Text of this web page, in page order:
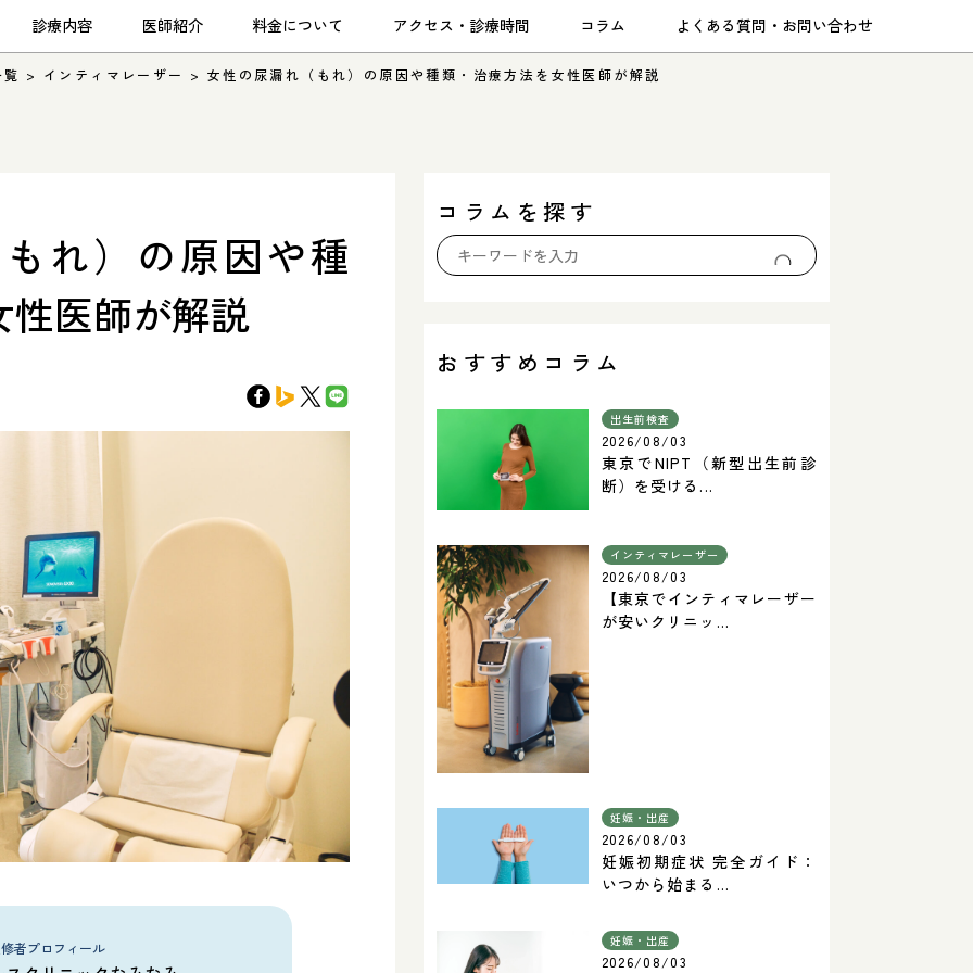
診療内容 医師紹介 料金について アクセス・診療時間 コラム よくある質問・お問い合わせ
> インティマレーザー > 女性の尿漏れ（もれ）の原因や種類・治療方法を女性医師が解説
れ）の原因や種
医師が解説
者プロフィール
コラムを探す
おすすめコラム
出生前検査
2026/08/03
東京でNIPT（新型出生前診
断）を受ける...
インティマレーザー
2026/08/03
【東京でインティマレーザー
が安いクリニッ...
妊娠・出産
2026/08/03
妊娠初期症状 完全ガイド：
いつから始まる...
妊娠・出産
2026/08/03